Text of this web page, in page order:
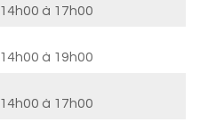
14h00 à 17h00
14h00 à 19h00
14h00 à 17h00